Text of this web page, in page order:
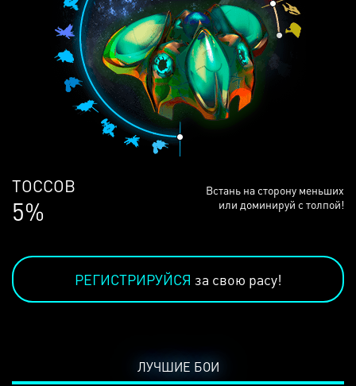
ЛЮДЕЙ
68%
Встань на сторону меньших
или доминируй с толпой!
РЕГИСТРИРУЙСЯ за свою расу!
ЛУЧШИЕ БОИ